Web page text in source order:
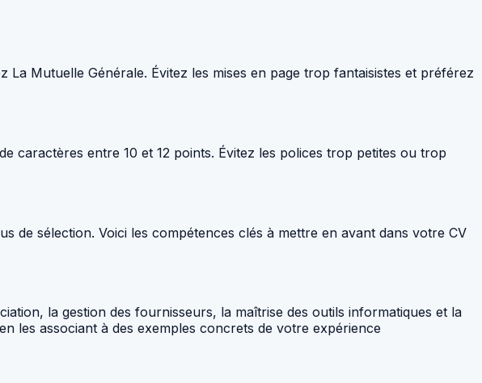
Mutuelle Générale. Évitez les mises en page trop fantaisistes et préférez
caractères entre 10 et 12 points. Évitez les polices trop petites ou trop
de sélection. Voici les compétences clés à mettre en avant dans votre CV
la gestion des fournisseurs, la maîtrise des outils informatiques et la
les associant à des exemples concrets de votre expérience